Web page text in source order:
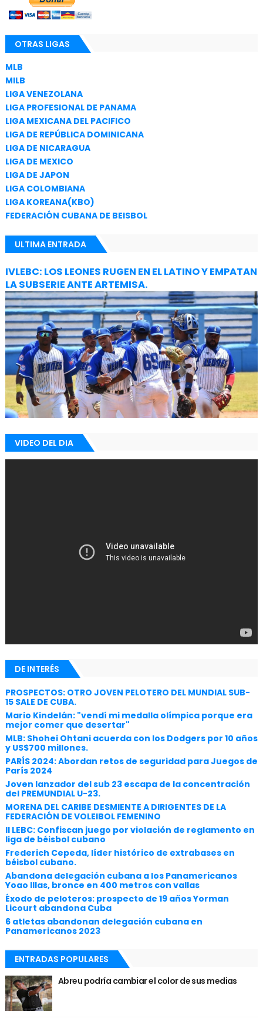
OTRAS LIGAS
MLB
MILB
LIGA VENEZOLANA
LIGA PROFESIONAL DE PANAMA
LIGA MEXICANA DEL PACIFICO
LIGA DE REPÚBLICA DOMINICANA
LIGA DE NICARAGUA
LIGA DE MEXICO
LIGA DE JAPON
LIGA COLOMBIANA
LIGA KOREANA(KBO)
FEDERACIÓN CUBANA DE BEISBOL
ULTIMA ENTRADA
IVLEBC: LOS LEONES RUGEN EN EL LATINO Y EMPATAN
LA SUBSERIE ANTE ARTEMISA.
VIDEO DEL DIA
DE INTERÉS
PROSPECTOS: OTRO JOVEN PELOTERO DEL MUNDIAL SUB-
15 SALE DE CUBA.
Mario Kindelán: "vendí mi medalla olímpica porque era
mejor comer que desertar"
MLB: Shohei Ohtani acuerda con los Dodgers por 10 años
y US$700 millones.
PARÍS 2024: Abordan retos de seguridad para Juegos de
París 2024
Joven lanzador del sub 23 escapa de la concentración
del PREMUNDIAL U-23.
MORENA DEL CARIBE DESMIENTE A DIRIGENTES DE LA
FEDERACIÓN DE VOLEIBOL FEMENINO
II LEBC: Confiscan juego por violación de reglamento en
liga de béisbol cubano
Frederich Cepeda, líder histórico de extrabases en
béisbol cubano.
Abandona delegación cubana a los Panamericanos
Yoao Illas, bronce en 400 metros con vallas
Éxodo de peloteros: prospecto de 19 años Yorman
Licourt abandona Cuba
6 atletas abandonan delegación cubana en
Panamericanos 2023
ENTRADAS POPULARES
Abreu podría cambiar el color de sus medias